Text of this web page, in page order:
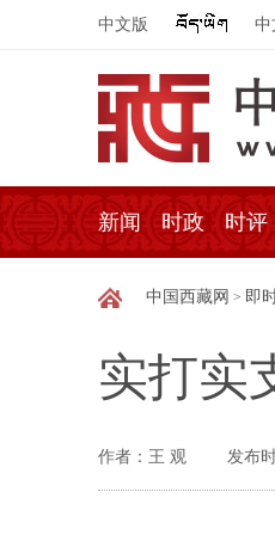
中文版 中
新闻 时政 时评
中国西藏网 > 即
实打实
作者：王 观 发布